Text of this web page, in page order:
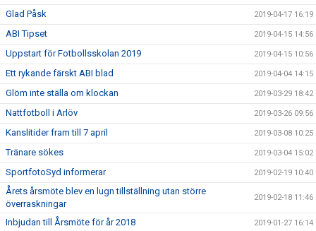
Glad Påsk 2019-04-17 16:19
ABI Tipset 2019-04-15 14:56
Uppstart för Fotbollsskolan 2019 2019-04-15 10:56
Ett rykande färskt ABI blad 2019-04-04 14:15
Glöm inte ställa om klockan 2019-03-29 18:42
Nattfotboll i Arlöv 2019-03-26 09:56
Kanslitider fram till 7 april 2019-03-08 10:25
Tränare sökes 2019-03-04 15:02
SportfotoSyd informerar 2019-02-19 10:40
Årets årsmöte blev en lugn tillställning utan större
överraskningar
2019-02-18 11:46
Inbjudan till Årsmöte för år 2018 2019-01-27 16:14